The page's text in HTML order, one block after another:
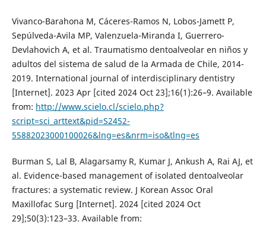
Vivanco-Barahona M, Cáceres-Ramos N, Lobos-Jamett P,
Sepúlveda-Avila MP, Valenzuela-Miranda I, Guerrero-
Devlahovich A, et al. Traumatismo dentoalveolar en niños y
adultos del sistema de salud de la Armada de Chile, 2014-
2019. International journal of interdisciplinary dentistry
[Internet]. 2023 Apr [cited 2024 Oct 23];16(1):26–9. Available
from: http://www.scielo.cl/scielo.php?
script=sci_arttext&pid=S2452-
55882023000100026&lng=es&nrm=iso&tlng=es
Burman S, Lal B, Alagarsamy R, Kumar J, Ankush A, Rai AJ, et
al. Evidence-based management of isolated dentoalveolar
fractures: a systematic review. J Korean Assoc Oral
Maxillofac Surg [Internet]. 2024 [cited 2024 Oct
29];50(3):123–33. Available from: